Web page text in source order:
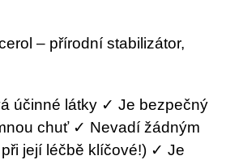
– přírodní stabilizátor,
účinné látky ✓ Je bezpečný
chuť ✓ Nevadí žádným
její léčbě klíčové!) ✓ Je